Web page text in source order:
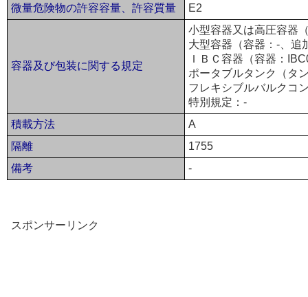
微量危険物の許容容量、許容質量
E2
容器及び包装に関する規定
小型容器又は高圧容器
大型容器（容器：-、追
ＩＢＣ容器（容器：
ポータブルタンク（タ
フレキシブルバルクコ
特別規定：-
積載方法
A
隔離
1755
備考
-
スポンサーリンク